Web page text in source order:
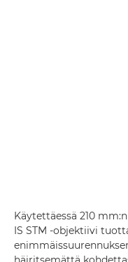
Käytettäessä 210 mm:n
IS STM -objektiivi